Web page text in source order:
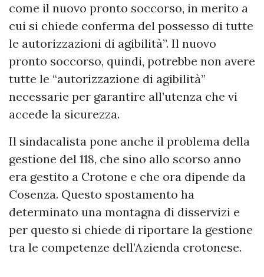
come il nuovo pronto soccorso, in merito a
cui si chiede conferma del possesso di tutte
le autorizzazioni di agibilità”. Il nuovo
pronto soccorso, quindi, potrebbe non avere
tutte le “autorizzazione di agibilità”
necessarie per garantire all’utenza che vi
accede la sicurezza.
Il sindacalista pone anche il problema della
gestione del 118, che sino allo scorso anno
era gestito a Crotone e che ora dipende da
Cosenza. Questo spostamento ha
determinato una montagna di disservizi e
per questo si chiede di riportare la gestione
tra le competenze dell’Azienda crotonese.